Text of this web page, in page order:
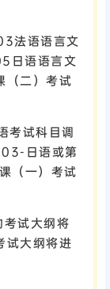
法语语言文
日语语言文
二）考试
试科目调
日语或第
（一）考试
试大纲将
试大纲将进